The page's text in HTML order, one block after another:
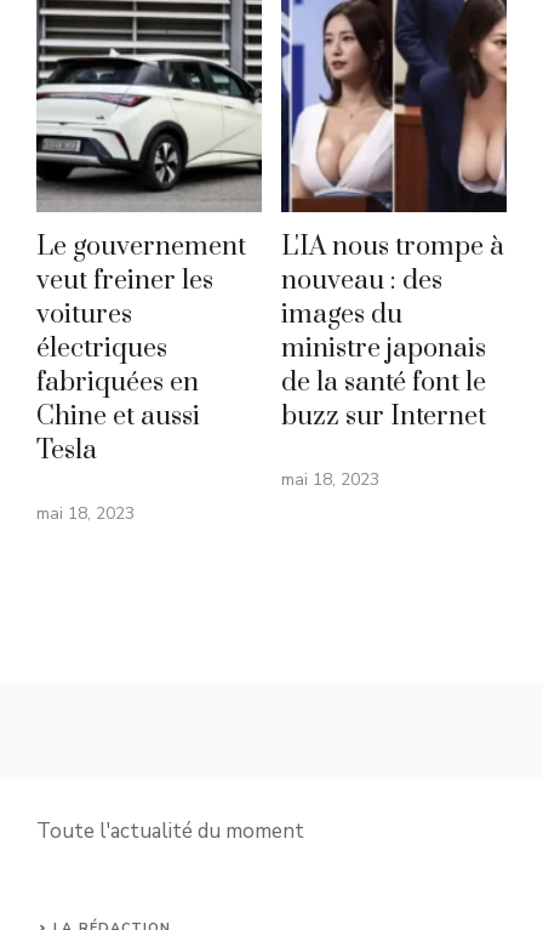
Le gouvernement
veut freiner les
voitures
électriques
fabriquées en
Chine et aussi
Tesla
mai 18, 2023
L'IA nous trompe à
nouveau : des
images du
ministre japonais
de la santé font le
buzz sur Internet
mai 18, 2023
Toute l'actualité du moment